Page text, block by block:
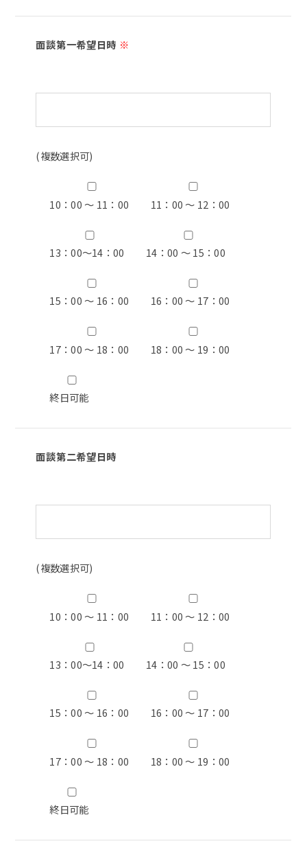
面談第一希望日時 ※
(複数選択可)
10：00 ～ 11：00 11：00 ～ 12：00
13：00〜14：00 14：00 ～ 15：00
15：00 ～ 16：00 16：00 ～ 17：00
17：00 ～ 18：00 18：00 ～ 19：00
終日可能
面談第二希望日時
(複数選択可)
10：00 ～ 11：00 11：00 ～ 12：00
13：00〜14：00 14：00 ～ 15：00
15：00 ～ 16：00 16：00 ～ 17：00
17：00 ～ 18：00 18：00 ～ 19：00
終日可能